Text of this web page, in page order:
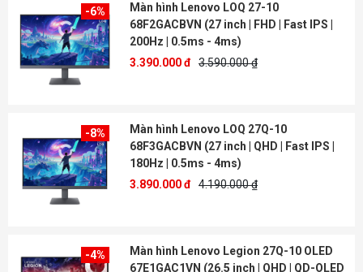
-6%
Màn hình Lenovo LOQ 27-10
68F2GACBVN (27 inch | FHD | Fast IPS |
200Hz | 0.5ms - 4ms)
3.390.000 đ 3.590.000 ₫
-8%
Màn hình Lenovo LOQ 27Q-10
68F3GACBVN (27 inch | QHD | Fast IPS |
180Hz | 0.5ms - 4ms)
3.890.000 đ 4.190.000 ₫
-4%
Màn hình Lenovo Legion 27Q-10 OLED
67E1GAC1VN (26.5 inch | QHD | QD-OLED